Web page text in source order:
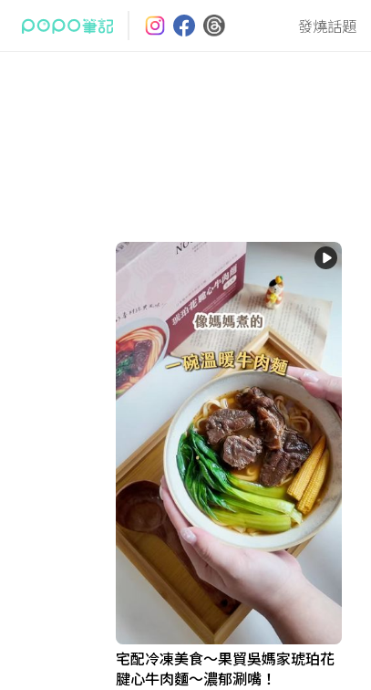
發燒話題
宅配冷凍美食～果貿吳媽家琥珀花
腱心牛肉麵～濃郁涮嘴！